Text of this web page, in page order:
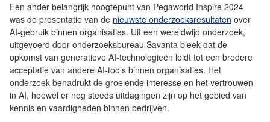
Een ander belangrijk hoogtepunt van Pegaworld Inspire 2024
was de presentatie van de nieuwste onderzoeksresultaten over
AI-gebruik binnen organisaties. Uit een wereldwijd onderzoek,
uitgevoerd door onderzoeksbureau Savanta bleek dat de
opkomst van generatieve AI-technologieën leidt tot een bredere
acceptatie van andere AI-tools binnen organisaties. Het
onderzoek benadrukt de groeiende interesse en het vertrouwen
in AI, hoewel er nog steeds uitdagingen zijn op het gebied van
kennis en vaardigheden binnen bedrijven.